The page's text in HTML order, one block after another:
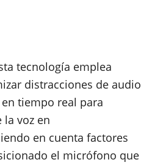
tecnología emplea
distracciones de audio
tiempo real para
voz en
en cuenta factores
el micrófono que